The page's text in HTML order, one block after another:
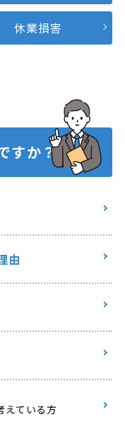
休業損害
すか？
由
えている方